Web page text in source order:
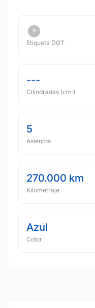
Etiqueta DGT
---
Cilindradas (cmᵌ)
5
Asientos
270.000 km
Kilometraje
Azul
Color